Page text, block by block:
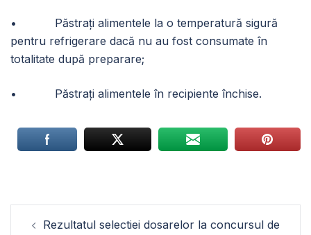
• Păstrați alimentele la o temperatură sigură
pentru refrigerare dacă nu au fost consumate în
totalitate după preparare;
• Păstraţi alimentele în recipiente închise.
Navigare
Rezultatul selectiei dosarelor la concursul de